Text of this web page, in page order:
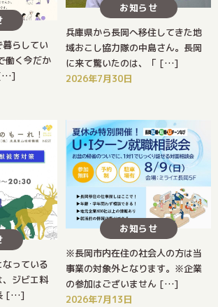
らしてい
働く今だか
[…]
お知らせ
兵庫県から長岡へ移住してきた地
域おこし協力隊の中島さん。長岡
に来て驚いたのは、「 […]
2026年7月30日
っている
、ジビエ料
[…]
お知らせ
※長岡市内在住の社会人の方は当
事業の対象外となります。※企業
の参加はございません […]
2026年7月13日